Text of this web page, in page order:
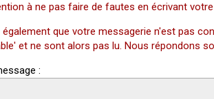
à ne pas faire de fautes en écrivant
également que votre messagerie n'est pas
et ne sont alors pas lu. Nous répondons
: